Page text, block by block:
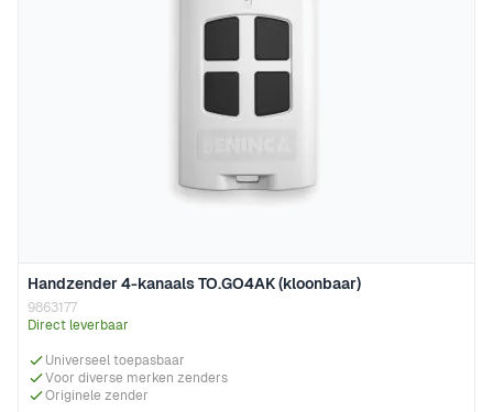
Handzender 4-kanaals TO.GO4AK (kloonbaar)
9863177
Direct leverbaar
Universeel toepasbaar
Voor diverse merken zenders
Originele zender